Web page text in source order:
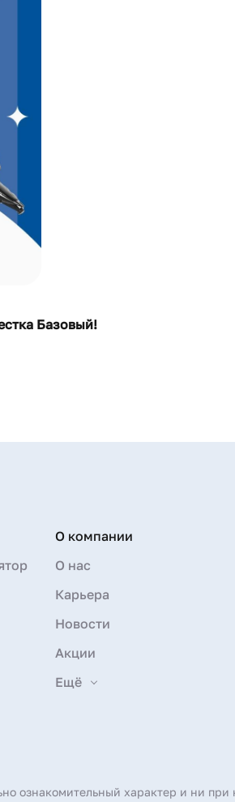
Базовый!
О компании
О нас
Карьера
Новости
Акции
Ещё
ознакомительный характер и ни